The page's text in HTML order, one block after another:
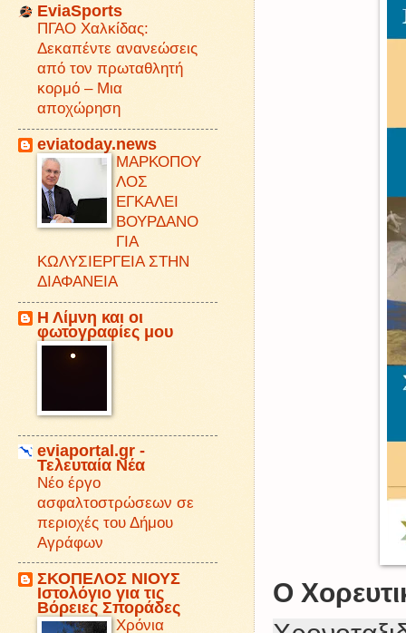
Ο
EviaSports
ΠΓΑΟ Χαλκίδας:
Δεκαπέντε ανανεώσεις
από τον πρωταθλητή
κορμό – Μια
αποχώρηση
eviatoday.news
ΜΑΡΚΟΠΟΥ
ΛΟΣ
ΕΓΚΑΛΕΙ
ΒΟΥΡΔΑΝΟ
ΓΙΑ
ΚΩΛΥΣΙΕΡΓΕΙΑ ΣΤΗΝ
ΔΙΑΦΑΝΕΙΑ
Η Λίμνη και οι
φωτογραφίες μου
eviaportal.gr -
Τελευταία Νέα
Νέο έργο
ασφαλτοστρώσεων σε
περιοχές του Δήμου
Αγράφων
ΣΚΟΠΕΛΟΣ ΝΙΟΥΣ
Iστολόγιο για τις
Βόρειες Σποράδες
Χρόνια